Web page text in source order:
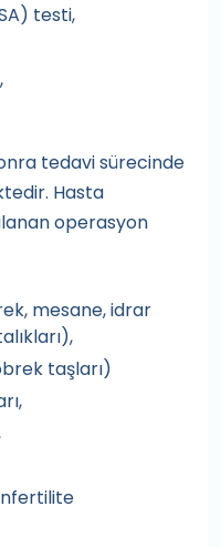
testi,
tedavi sürecinde
Hasta
operasyon
mesane, idrar
taşları)